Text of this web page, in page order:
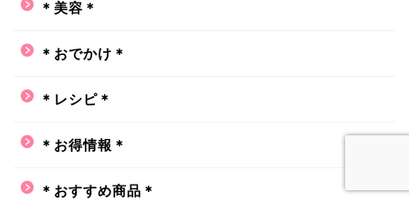
＊美容＊
＊おでかけ＊
＊レシピ＊
＊お得情報＊
＊おすすめ商品＊